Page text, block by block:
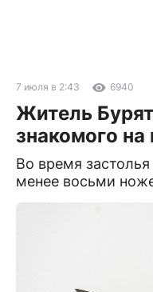
7 июля в 2:43 6940
Житель
знакомого на
Во время
менее восьми